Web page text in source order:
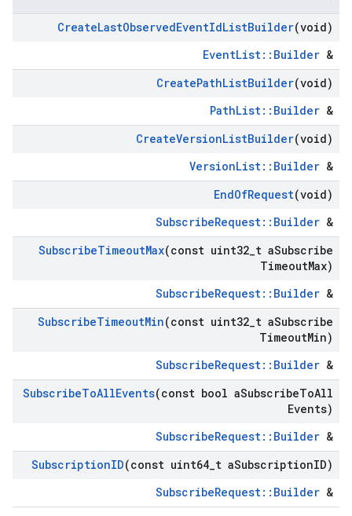
CreateLastObservedEventIdListBuilder(void)
EventList::Builder &
CreatePathListBuilder(void)
PathList::Builder &
CreateVersionListBuilder(void)
VersionList::Builder &
EndOfRequest(void)
SubscribeRequest::Builder &
SubscribeTimeoutMax(const uint32 t aSubscribe
TimeoutMax)
SubscribeRequest::Builder &
SubscribeTimeoutMin(const uint32 t aSubscribe
TimeoutMin)
SubscribeRequest::Builder &
SubscribeToAllEvents(const bool aSubscribeToAll
Events)
SubscribeRequest::Builder &
SubscriptionID(const uint64 t aSubscriptionID)
SubscribeRequest::Builder &